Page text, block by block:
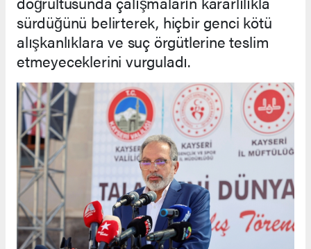
sürdüğünü belirterek, hiçbir genci kötü
alışkanlıklara ve suç örgütlerine teslim
etmeyeceklerini vurguladı.